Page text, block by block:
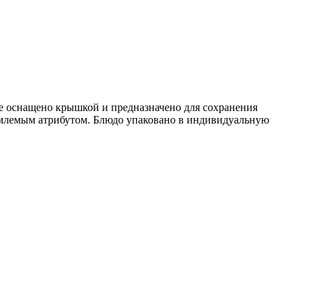
крышкой и предназначено для сохранения
атрибутом. Блюдо упаковано в индивидуальную